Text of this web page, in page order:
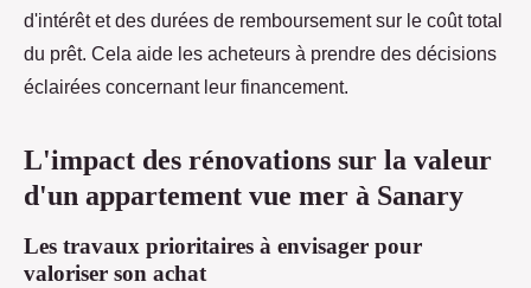
d'intérêt et des durées de remboursement sur le coût total
du prêt. Cela aide les acheteurs à prendre des décisions
éclairées concernant leur financement.
L'impact des rénovations sur la valeur
d'un appartement vue mer à Sanary
Les travaux prioritaires à envisager pour
valoriser son achat